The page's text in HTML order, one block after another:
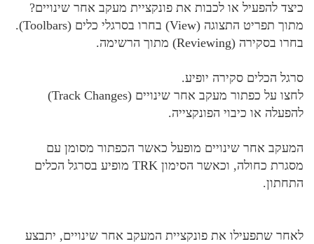
כיצד להפעיל או לכבות את פונקציית מעקב אחר שינויים?
מתוך תפריט התצוגה (View) בחרו בסרגלי כלים (Toolbars).
בחרו בסקירה (Reviewing) מתוך הרשימה.
סרגל הכלים סקירה יופיע.
לחצו על כפתור מעקב אחר שינויים (Track Changes)
להפעלה או כיבוי הפונקצייה.
המעקב אחר שינויים מופעל כאשר הכפתור מסומן עם
מסגרת כחולה, וכאשר הסימון TRK מופיע בסרגל הכלים
התחתון.
לאחר שתפעילו את פונקציית המעקב אחר שינויים, יתבצע